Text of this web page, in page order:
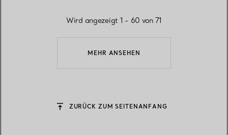
MEHR ANSEHEN
Wird angezeigt 1 - 60 von 71
ZURÜCK ZUM SEITENANFANG